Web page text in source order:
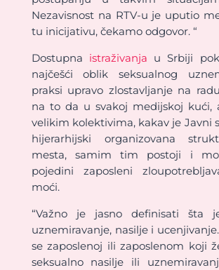
Nezavisnost na RTV-u je uputio
tu inicijativu, čekamo odgovor. “
Dostupna istraživanja u Srbiji
najčešći oblik seksualnog
praksi upravo zlostavljanje na
na to da u svakoj medijskoj kući,
velikim kolektivima, kakav je Javni
hijerarhijski organizovana
mesta, samim tim postoji i
pojedini zaposleni
moći.
“Važno je jasno definisati šta
uznemiravanje, nasilje i
se zaposlenoj ili zaposlenom koji
seksualno nasilje ili